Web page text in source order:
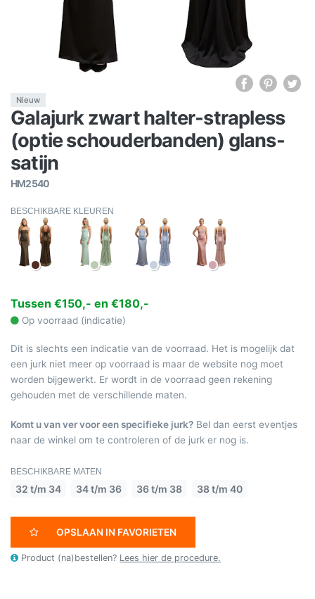
Nieuw
Galajurk zwart halter-strapless
(optie schouderbanden) glans-
satijn
HM2540
BESCHIKBARE KLEUREN
Tussen €150,- en €180,-
Op voorraad (indicatie)
Dit is slechts een indicatie van de voorraad. Het is mogelijk dat
een jurk niet meer op voorraad is maar de website nog moet
worden bijgewerkt. Er wordt in de voorraad geen rekening
gehouden met de verschillende maten.
Komt u van ver voor een specifieke jurk? Bel dan eerst eventjes
naar de winkel om te controleren of de jurk er nog is.
BESCHIKBARE MATEN
32 t/m 34 34 t/m 36 36 t/m 38 38 t/m 40
OPSLAAN IN FAVORIETEN
Product (na)bestellen? Lees hier de procedure.